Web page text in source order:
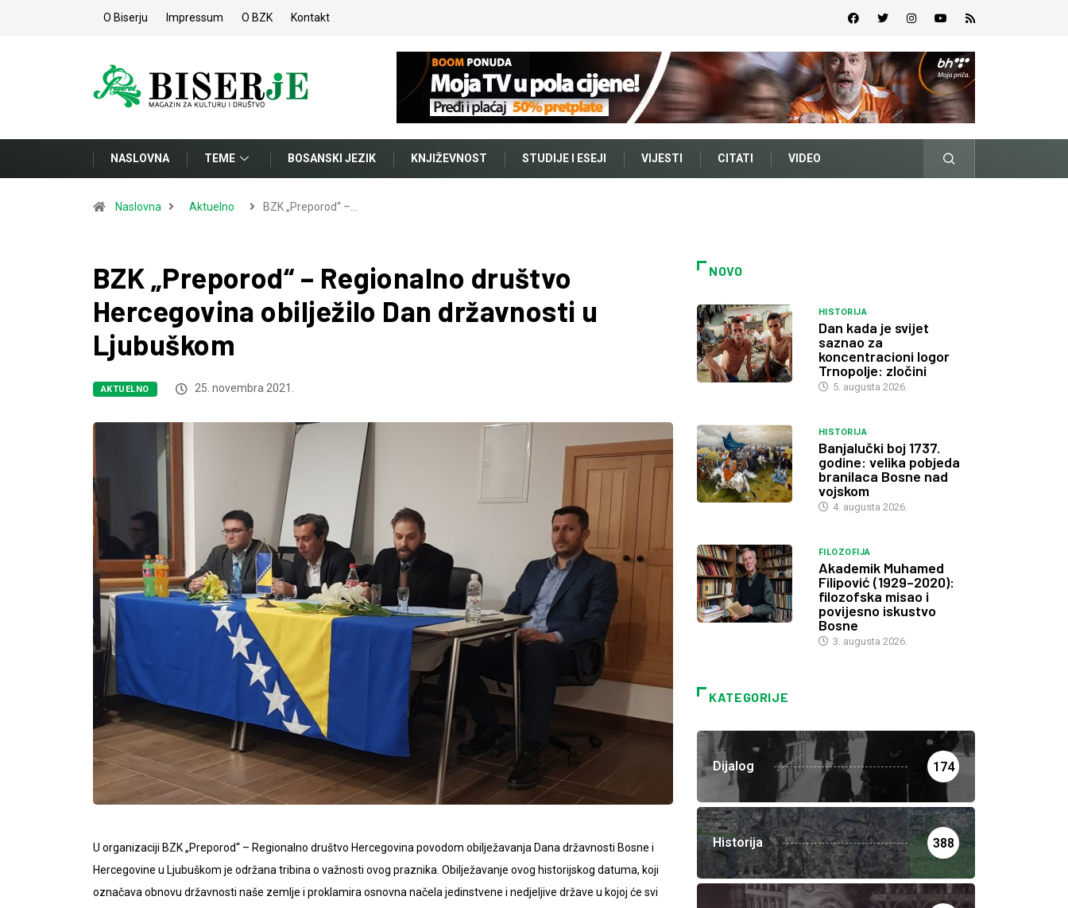
O Biserju Impressum O BZK Kontakt
NASLOVNA TEME BOSANSKI JEZIK KNJIŽEVNOST STUDIJE I ESEJI VIJESTI CITATI VIDEO
Naslovna Aktuelno BZK „Preporod“ –…
BZK „Preporod“ – Regionalno društvo
Hercegovina obilježilo Dan državnosti u
Ljubuškom
AKTUELNO 25. novembra 2021.
U organizaciji BZK „Preporod“ – Regionalno društvo Hercegovina povodom obilježavanja Dana državnosti Bosne i
Hercegovine u Ljubuškom je održana tribina o važnosti ovog praznika. Obilježavanje ovog historijskog datuma, koji
označava obnovu državnosti naše zemlje i proklamira osnovna načela jedinstvene i nedjeljive države u kojoj će svi
NOVO
HISTORIJA
Dan kada je svijet
saznao za
koncentracioni logor
Trnopolje: zločini
5. augusta 2026.
HISTORIJA
Banjalučki boj 1737.
godine: velika pobjeda
branilaca Bosne nad
vojskom
4. augusta 2026.
FILOZOFIJA
Akademik Muhamed
Filipović (1929–2020):
filozofska misao i
povijesno iskustvo
Bosne
3. augusta 2026.
KATEGORIJE
Dijalog 174
Historija 388